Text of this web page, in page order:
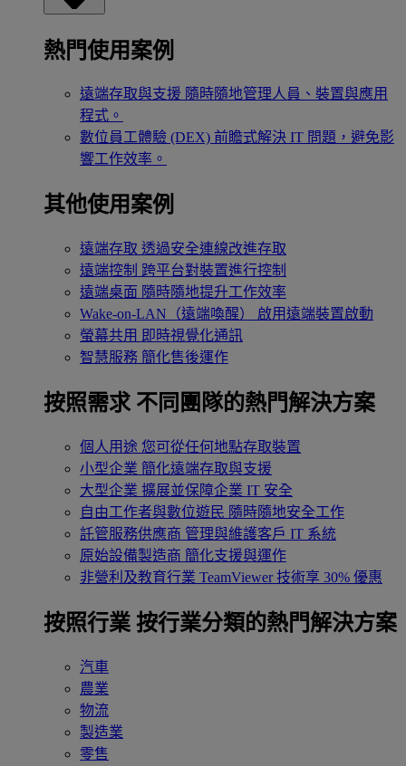
熱門使用案例
遠端存取與支援 隨時隨地管理人員、裝置與應用
程式。
數位員工體驗 (DEX) 前瞻式解決 IT 問題，避免影
響工作效率。
其他使用案例
遠端存取 透過安全連線改進存取
遠端控制 跨平台對裝置進行控制
遠端桌面 隨時隨地提升工作效率
Wake-on-LAN（遠端喚醒）
啟用遠端裝置啟動
螢幕共用 即時視覺化通訊
智慧服務 簡化售後運作
按照需求 不同團隊的熱門解決方案
個人用途 您可從任何地點存取裝置
小型企業 簡化遠端存取與支援
大型企業 擴展並保障企業 IT 安全
自由工作者與數位遊民 隨時隨地安全工作
託管服務供應商 管理與維護客戶 IT 系統
原始設備製造商 簡化支援與運作
非營利及教育行業 TeamViewer 技術享 30% 優惠
按照行業 按行業分類的熱門解決方案
汽車
農業
物流
製造業
零售